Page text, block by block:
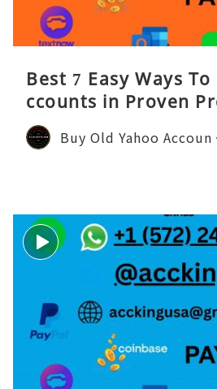
Best 7 Easy Ways
ccounts in Proven
Buy Old Yahoo Accoun